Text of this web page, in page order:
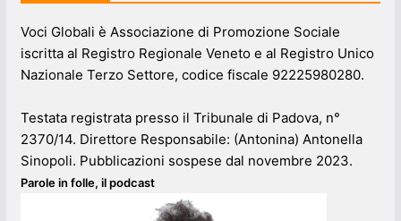
Voci Globali è Associazione di Promozione Sociale
iscritta al Registro Regionale Veneto e al Registro Unico
Nazionale Terzo Settore, codice fiscale 92225980280.
Testata registrata presso il Tribunale di Padova, n°
2370/14. Direttore Responsabile: (Antonina) Antonella
Sinopoli. Pubblicazioni sospese dal novembre 2023.
Parole in folle, il podcast